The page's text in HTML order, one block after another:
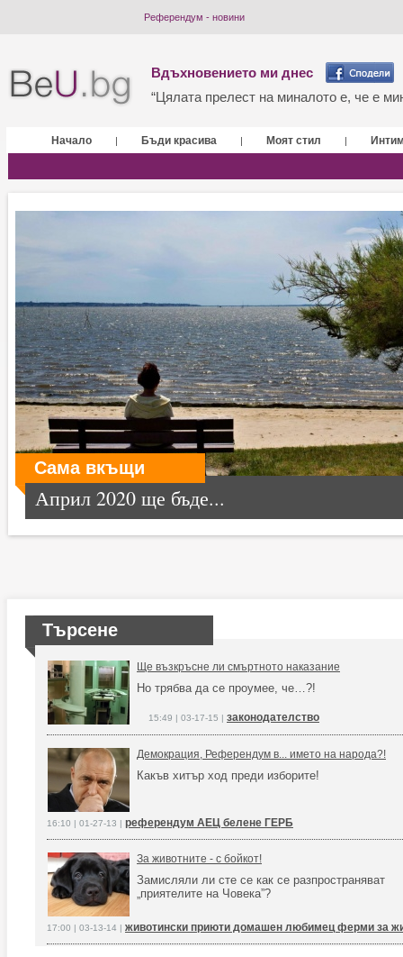
Референдум - новини
Вдъхновението ми днес
“Цялата прелест на миналото е, че е
Начало | Бъди красива | Моят стил |
Сама вкъщи
Април 2020 ще бъде...
Търсене
Ще възкръсне ли смъртното наказание
Но трябва да се проумее, че…?!
15:49 | 03-17-15 | законодателство
Демокрация, Референдум в... името на народа?!
Какъв хитър ход преди изборите!
16:10 | 01-27-13 | референдум АЕЦ белене ГЕРБ
За животните - с бойкот!
Замисляли ли сте се как се разпространяват
„приятелите на Човека”?
17:00 | 03-13-14 | животински приюти домашен любимец ферми за